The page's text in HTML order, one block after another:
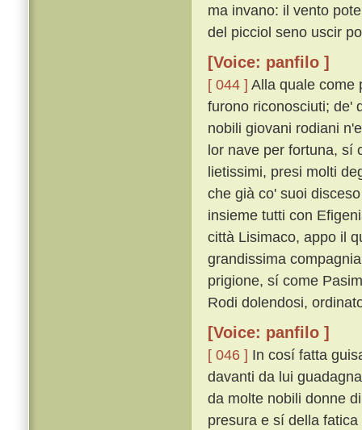
ma invano: il vento
del picciol seno uscir
[Voice: panfilo ]
[ 044 ] Alla quale come
furono riconosciuti; de'
nobili giovani rodiani
lor nave per fortuna, sí
lietissimi, presi molti
che già co' suoi
insieme tutti con
città Lisimaco, appo il
grandissima
prigione, sí come
Rodi dolendosi,
[Voice: panfilo ]
[ 046 ] In cosí fatta
davanti da lui
da molte nobili donne
presura e sí della